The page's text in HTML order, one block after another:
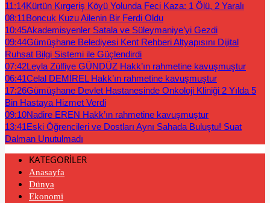
11:14Kürtün Kırgeriş Köyü Yolunda Feci Kaza: 1 Ölü, 2 Yaralı
08:11Boncuk Kuzu Ailenin Bir Ferdi Oldu
10:45Akademisyenler Satala ve Süleymaniye’yi Gezdi
09:44Gümüşhane Belediyesi Kent Rehberi Altyapısını Dijital
Ruhsat Bilgi Sistemi ile Güçlendirdi
07:42Leyla Zülfiye GÜNDÜZ Hakk’ın rahmetine kavuşmuştur
06:41Celal DEMİREL Hakk’ın rahmetine kavuşmuştur
17:26Gümüşhane Devlet Hastanesinde Onkoloji Kliniği 2 Yılda 5
Bin Hastaya Hizmet Verdi
09:10Nadire EREN Hakk’ın rahmetine kavuşmuştur
13:41Eski Öğrencileri ve Dostları Aynı Sahada Buluştu! Suat
Dalman Unutulmadı
KATEGORİLER
Anasayfa
Dünya
Ekonomi